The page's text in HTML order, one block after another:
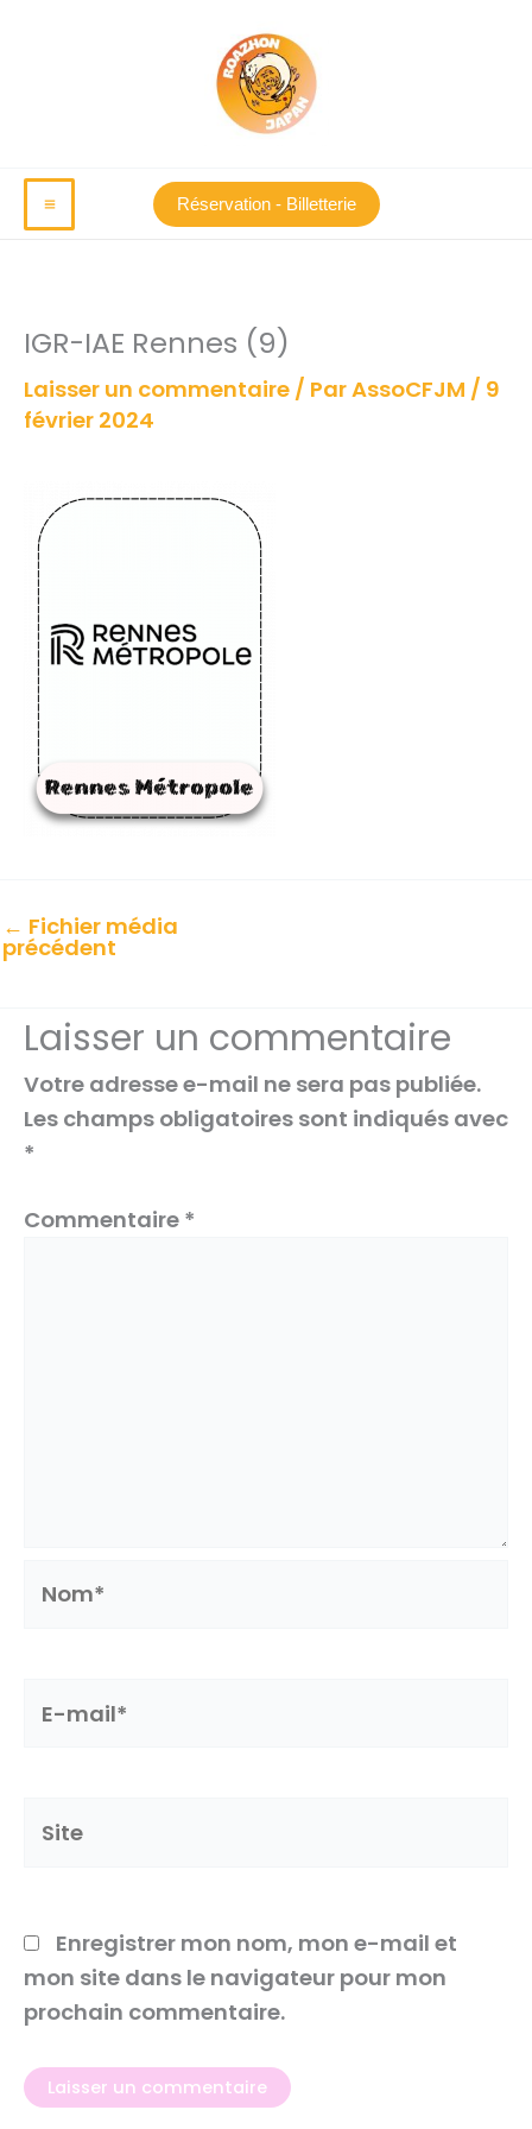
Réservation - Billetterie
IGR-IAE Rennes (9)
Laisser un commentaire / ParAssoCFJM / 9
février 2024
← Fichier média
précédent
Laisser un commentaire
Votre adresse e-mail ne sera pas publiée.
Les champs obligatoires sont indiqués avec
*
Commentaire *
mail*
Enregistrer mon nom, mon e-mail et
mon site dans le navigateur pour mon
prochain commentaire.